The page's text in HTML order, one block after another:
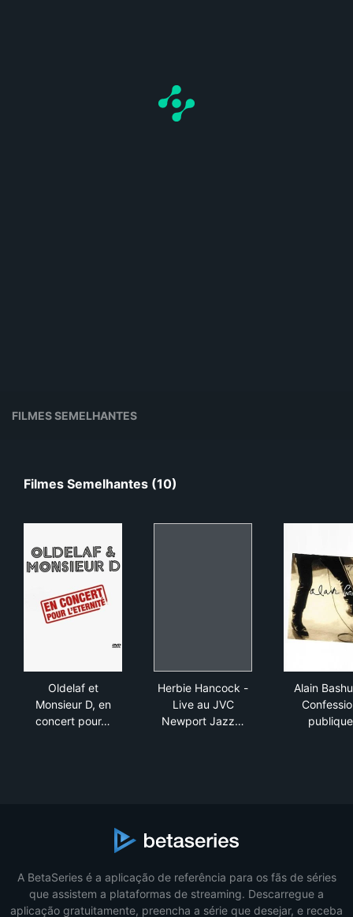
FILMES SEMELHANTES
Filmes Semelhantes (10)
Oldelaf et
Monsieur D, en
concert pour…
Herbie Hancock -
Live au JVC
Newport Jazz…
Alain
A BetaSeries é a aplicação de referência para os fãs de séries
que assistem a plataformas de streaming. Descarregue a
aplicação gratuitamente, preencha a série que desejar, e receba